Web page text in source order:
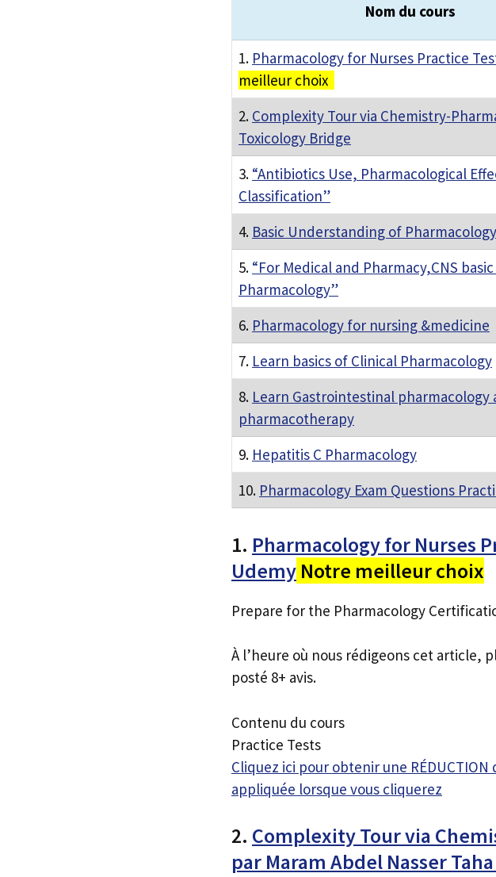
Nom du cours
1. Pharmacology for Nurses Practice
meilleur choix
2. Complexity Tour via Chemistry-
Toxicology Bridge
3. “Antibiotics Use, Pharmacological
Classification”
4. Basic Understanding of Pharmacology
5. “For Medical and Pharmacy,CNS
Pharmacology”
6. Pharmacology for nursing &medicine
7. Learn basics of Clinical Pharmacology
8. Learn Gastrointestinal pharmacology
pharmacotherapy
9. Hepatitis C Pharmacology
10. Pharmacology Exam Questions
1. Pharmacology for Nurses
Udemy Notre meilleur choix
Prepare for the Pharmacology
À l’heure où nous rédigeons cet article,
posté 8+ avis.
Contenu du cours
Practice Tests
Cliquez ici pour obtenir une
appliquée lorsque vous cliquerez
2. Complexity Tour via
par Maram Abdel Nasser